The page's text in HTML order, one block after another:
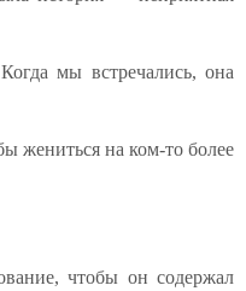
мы встречались, она
на ком-то более
чтобы он содержал